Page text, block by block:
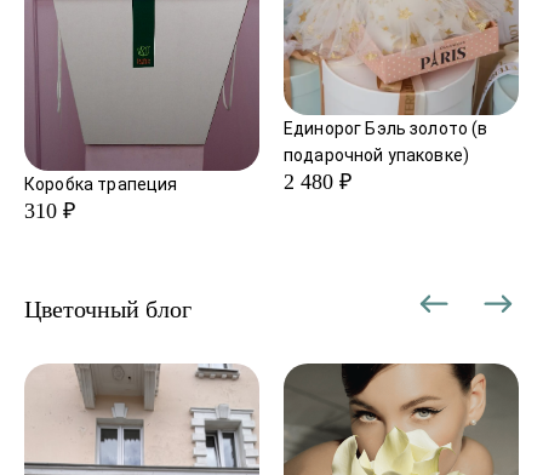
Коробка трапеция
310 ₽
Единорог Бэль золото (в
подарочной упаковке)
2 480 ₽
Цветочный блог